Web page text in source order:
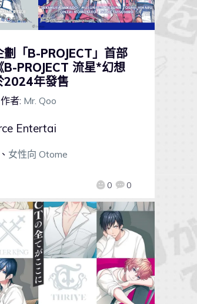
劃「B-PROJECT」首部
B-PROJECT 流星*幻想
2024年發售
作者: Mr. Qoo
0 0
Entertai
、 女性向 Otome